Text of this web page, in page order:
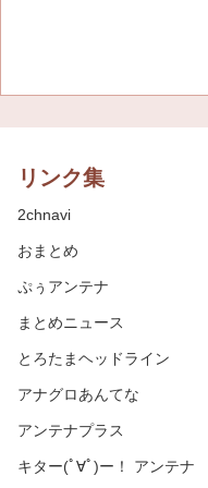
リンク集
2chnavi
おまとめ
ぷぅアンテナ
まとめニュース
とろたまヘッドライン
アナグロあんてな
アンテナプラス
キター(ﾟ∀ﾟ)ー！ アンテナ